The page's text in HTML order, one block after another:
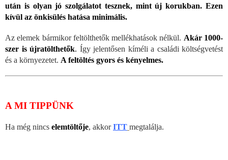
után is olyan jó szolgálatot tesznek, mint új korukban. Ezen
kívül az önkisülés hatása minimális.
Az elemek bármikor feltölthetők mellékhatások nélkül. Akár 1000-
szer is újratölthetők. Így jelentősen kíméli a családi költségvetést
és a környezetet. A feltöltés gyors és kényelmes.
A MI TIPPÜNK
Ha még nincs elemtöltője, akkorITT megtalálja.